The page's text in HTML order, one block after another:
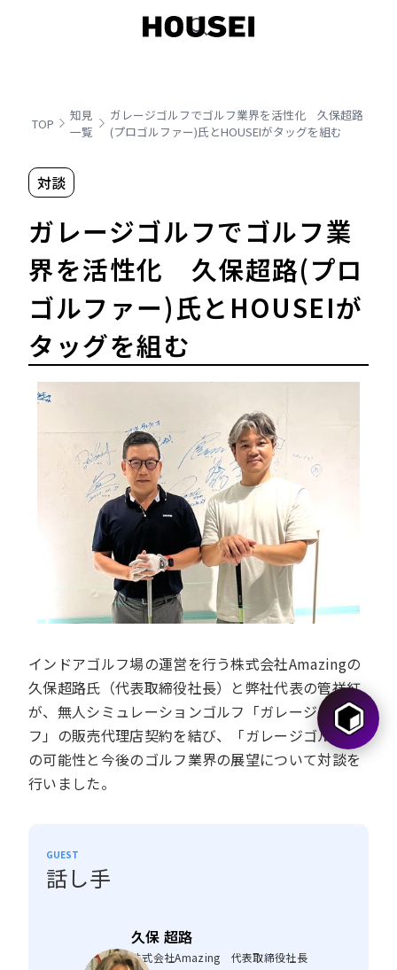
TOP
知見
一覧
ガレージゴルフでゴルフ業界を活性化 久保超路
(プロゴルファー)氏とHOUSEIがタッグを組む
対談
ガレージゴルフでゴルフ業
界を活性化 久保超路(プロ
ゴルファー)氏とHOUSEIが
タッグを組む
インドアゴルフ場の運営を行う株式会社Amazingの
久保超路氏（代表取締役社長）と弊社代表の管祥紅
が、無人シミュレーションゴルフ「ガレージゴル
フ」の販売代理店契約を結び、「ガレージゴルフ」
の可能性と今後のゴルフ業界の展望について対談を
行いました。
GUEST
話し手
久保 超路
株式会社Amazing 代表取締役社長